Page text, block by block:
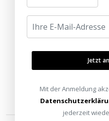
Wir bringen
Jetzt
Mit der Anmeldung
jederzeit